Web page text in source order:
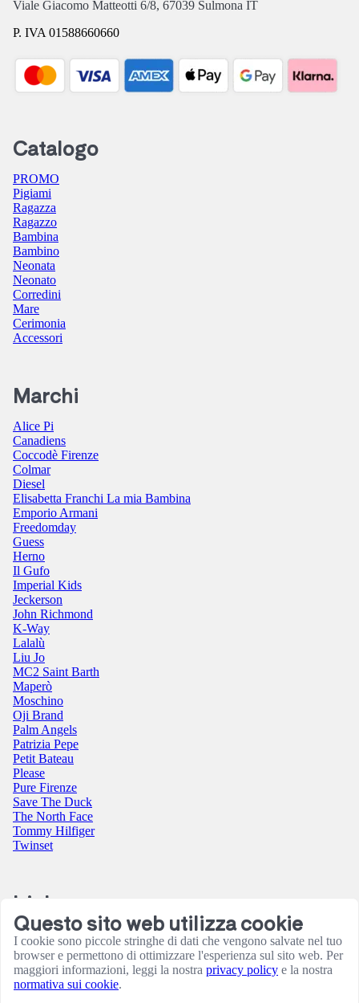
Viale Giacomo Matteotti 6/8, 67039 Sulmona IT
P. IVA 01588660660
Catalogo
PROMO
Pigiami
Ragazza
Ragazzo
Bambina
Bambino
Neonata
Neonato
Corredini
Mare
Cerimonia
Accessori
Marchi
Alice Pi
Canadiens
Coccodè Firenze
Colmar
Diesel
Elisabetta Franchi La mia Bambina
Emporio Armani
Freedomday
Guess
Herno
Il Gufo
Imperial Kids
Jeckerson
John Richmond
K-Way
Lalalù
Liu Jo
MC2 Saint Barth
Maperò
Moschino
Oji Brand
Palm Angels
Patrizia Pepe
Petit Bateau
Please
Pure Firenze
Save The Duck
The North Face
Tommy Hilfiger
Twinset
Link
Contatti
Condizioni utilizzo sito
Informativa sulla Privacy
Resi e rimborsi
Termini e Condizioni
Questo sito web utilizza cookie
I cookie sono piccole stringhe di dati che vengono salvate nel tuo
browser e permettono di ottimizzare l'esperienza sul sito web. Per
maggiori informazioni, leggi la nostra privacy policy e la nostra
normativa sui cookie.